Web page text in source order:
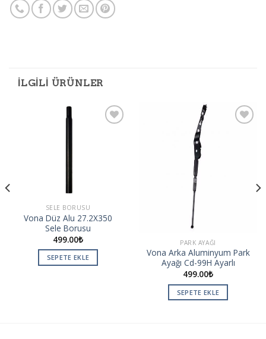
İLGILI ÜRÜNLER
SELE BORUSU
Vona Düz Alu 27.2X350
Sele Borusu
499.00₺
SEPETE EKLE
PARK AYAĞI
Vona Arka Aluminyum Park
Ayağı Cd-99H Ayarlı
499.00₺
SEPETE EKLE